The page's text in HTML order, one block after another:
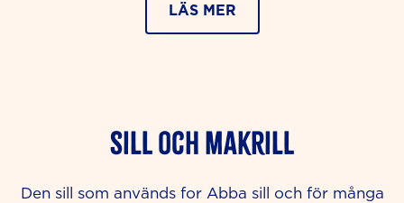
LÄS MER
Sill och makrill
Den sill som används for Abba sill och för många